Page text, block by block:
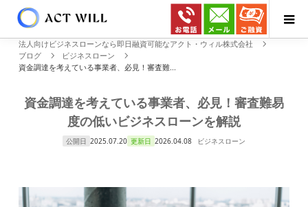
法人向けビジネスローンなら即日融資可能なアクト・ウィル株式会社
ブログ
ビジネスローン
資金調達を考えている事業者、必見！審査難...
資金調達を考えている事業者、必見！審査難易
度の低いビジネスローンを解説
公開日 2025.07.20 更新日 2026.04.08 ビジネスローン